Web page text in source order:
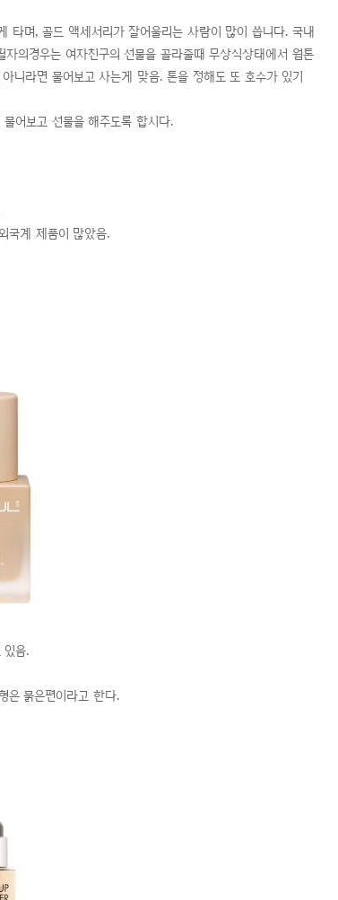
타며, 골드 액세서리가 잘어울리는 사람이 많이 씁니다. 국내
의경우는 여자친구의 선물을 골라줄때 무상식상태에서 웜톤
니라면 물어보고 사는게 맞음. 톤을 정해도 또 호수가 있기
어보고 선물을 해주도록 합시다.
국계 제품이 많았음.
음.
은 묽은편이라고 한다.